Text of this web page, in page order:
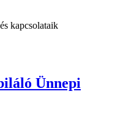
kapcsolataik
Ünnepi